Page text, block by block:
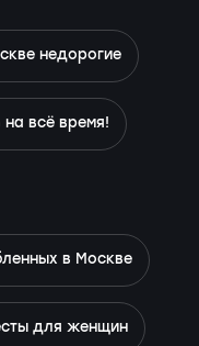
недорогие
всё время!
в Москве
для женщин